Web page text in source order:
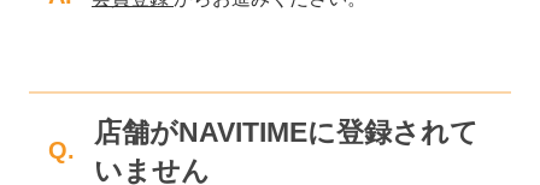
Q.
店舗がNAVITIMEに登録されて
いません